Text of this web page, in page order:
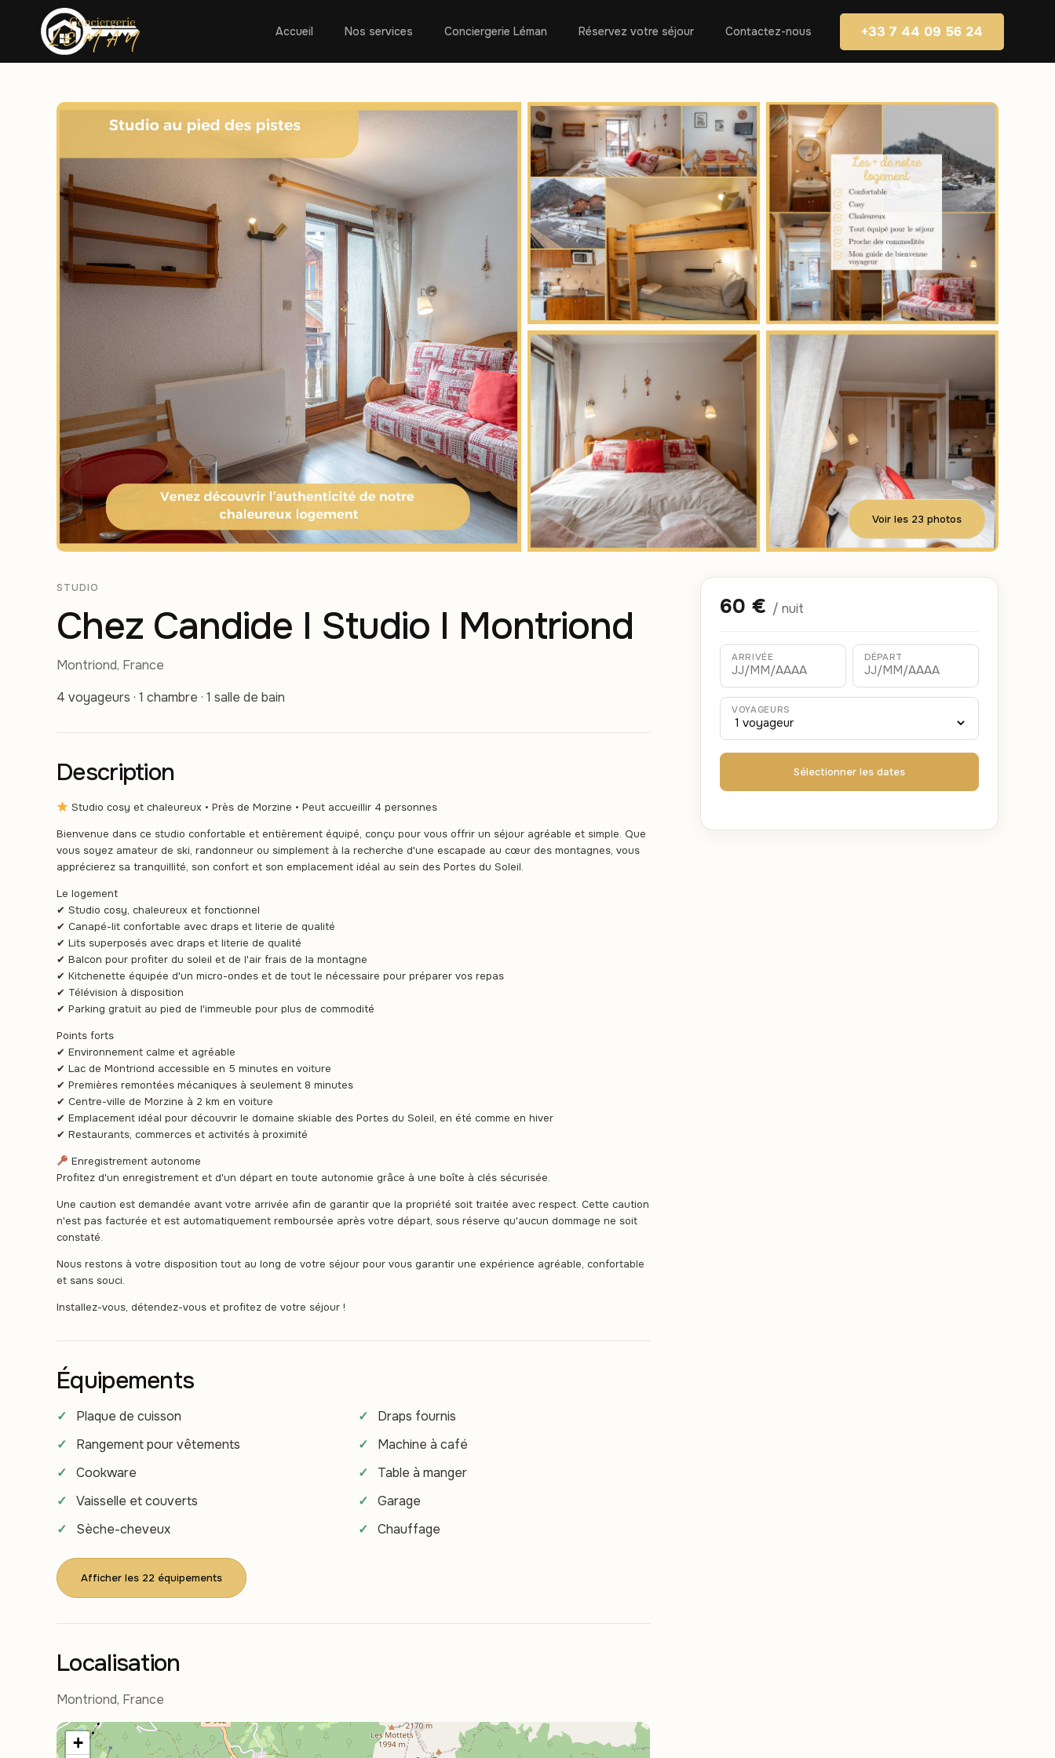
Accueil Nos services Conciergerie Léman Réservez votre séjour Contactez-nous +33 7 44 09 56 24
Voir les 23 photos
STUDIO
Chez Candide I Studio I Montriond
Montriond, France
4 voyageurs · 1 chambre · 1 salle de bain
Description
Studio cosy et chaleureux • Près de Morzine • Peut accueillir 4 personnes
Bienvenue dans ce studio confortable et entièrement équipé, conçu pour vous offrir un séjour agréable et simple. Que
vous soyez amateur de ski, randonneur ou simplement à la recherche d'une escapade au cœur des montagnes, vous
apprécierez sa tranquillité, son confort et son emplacement idéal au sein des Portes du Soleil.
Le logement
✔ Studio cosy, chaleureux et fonctionnel
✔ Canapé-lit confortable avec draps et literie de qualité
✔ Lits superposés avec draps et literie de qualité
✔ Balcon pour profiter du soleil et de l'air frais de la montagne
✔ Kitchenette équipée d'un micro-ondes et de tout le nécessaire pour préparer vos repas
✔ Télévision à disposition
✔ Parking gratuit au pied de l'immeuble pour plus de commodité
Points forts
✔ Environnement calme et agréable
✔ Lac de Montriond accessible en 5 minutes en voiture
✔ Premières remontées mécaniques à seulement 8 minutes
✔ Centre-ville de Morzine à 2 km en voiture
✔ Emplacement idéal pour découvrir le domaine skiable des Portes du Soleil, en été comme en hiver
✔ Restaurants, commerces et activités à proximité
Enregistrement autonome
Profitez d'un enregistrement et d'un départ en toute autonomie grâce à une boîte à clés sécurisée.
Une caution est demandée avant votre arrivée afin de garantir que la propriété soit traitée avec respect. Cette caution
n'est pas facturée et est automatiquement remboursée après votre départ, sous réserve qu'aucun dommage ne soit
constaté.
Nous restons à votre disposition tout au long de votre séjour pour vous garantir une expérience agréable, confortable
et sans souci.
Installez-vous, détendez-vous et profitez de votre séjour !
Équipements
Plaque de cuisson
Draps fournis
Rangement pour vêtements
Machine à café
Cookware
Table à manger
Vaisselle et couverts
Garage
Sèche-cheveux
Chauffage
Afficher les 22 équipements
Localisation
Montriond, France
+
60 € / nuit
ARRIVÉE DÉPART
VOYAGEURS
Sélectionner les dates